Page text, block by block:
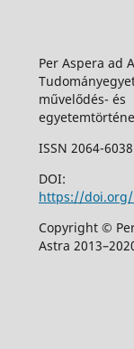
Per Aspera ad
művelődés- és
ISSN 2064-6038
DOI:
https://doi.org/
Copyright ©
Astra